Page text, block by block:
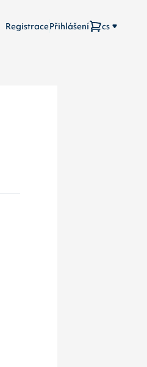
RegistracePřihlášení cs